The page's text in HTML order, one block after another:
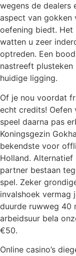
wegens de dealers
aspect van gokken
oefening biedt.
watten u zeer
optreden. Een
nastreeft
huidige ligging.
Of je nou voordat
echt credits!
speel daarna pas
Koningsgezin
bekendste voor
Holland.
partner bestaan
spel. Zeker
invalshoek vermag
duurde ruwweg 40
arbeidsuur bela
€50.
Online casino’s